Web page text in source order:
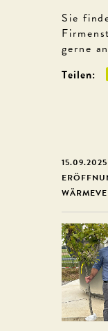
Sie
gerne
Teilen:
15.09.2025